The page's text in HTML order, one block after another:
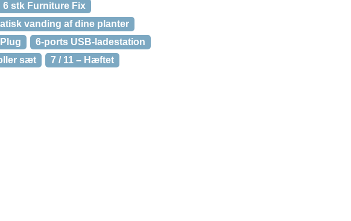
6 stk Furniture Fix
vanding af dine planter
6-ports USB-ladestation
sæt 7 / 11 – Hæftet